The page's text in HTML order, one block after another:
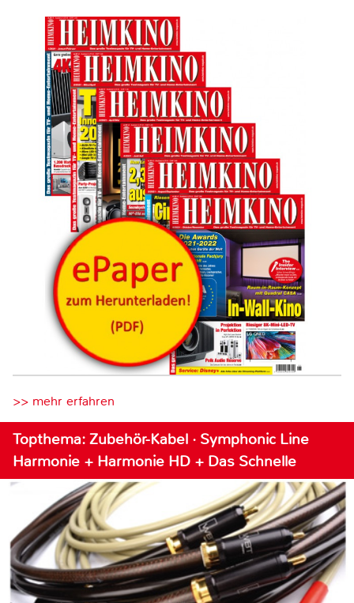
>> mehr erfahren
Topthema: Zubehör-Kabel · Symphonic Line
Harmonie + Harmonie HD + Das Schnelle